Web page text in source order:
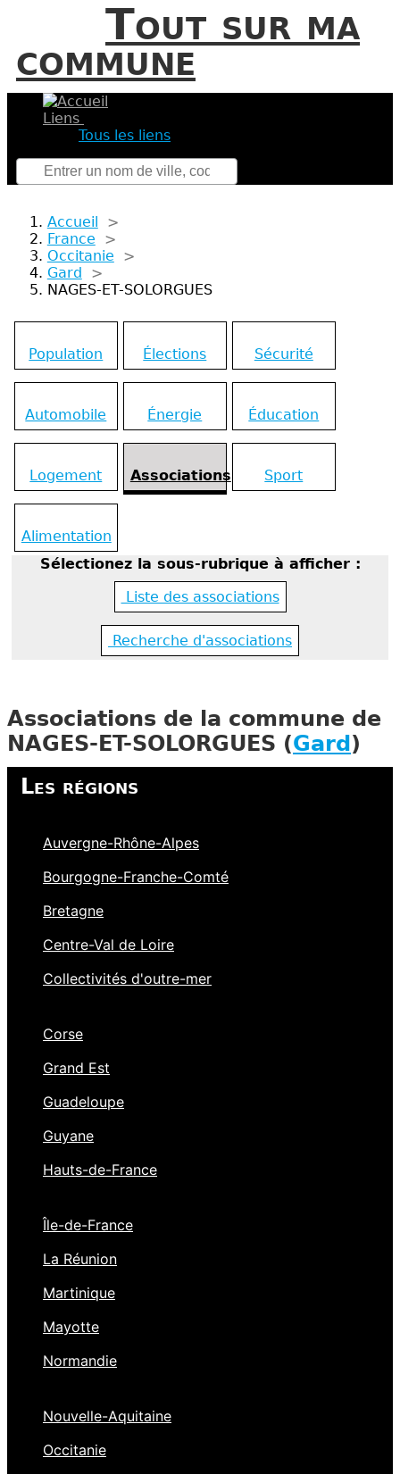
Tout sur ma
commune
Liens
Tous les liens
Accueil
>
France
>
Occitanie
>
Gard
>
NAGES-ET-SOLORGUES
Population Élections Sécurité
Automobile Énergie Éducation
Logement Associations Sport
Alimentation
Sélectionez la sous-rubrique à afficher :
Liste des associations
Recherche d'associations
Associations de la commune de
NAGES-ET-SOLORGUES (Gard )
Les régions
Auvergne-Rhône-Alpes
Bourgogne-Franche-Comté
Bretagne
Centre-Val de Loire
Collectivités d'outre-mer
Corse
Grand Est
Guadeloupe
Guyane
Hauts-de-France
Île-de-France
La Réunion
Martinique
Mayotte
Normandie
Nouvelle-Aquitaine
Occitanie